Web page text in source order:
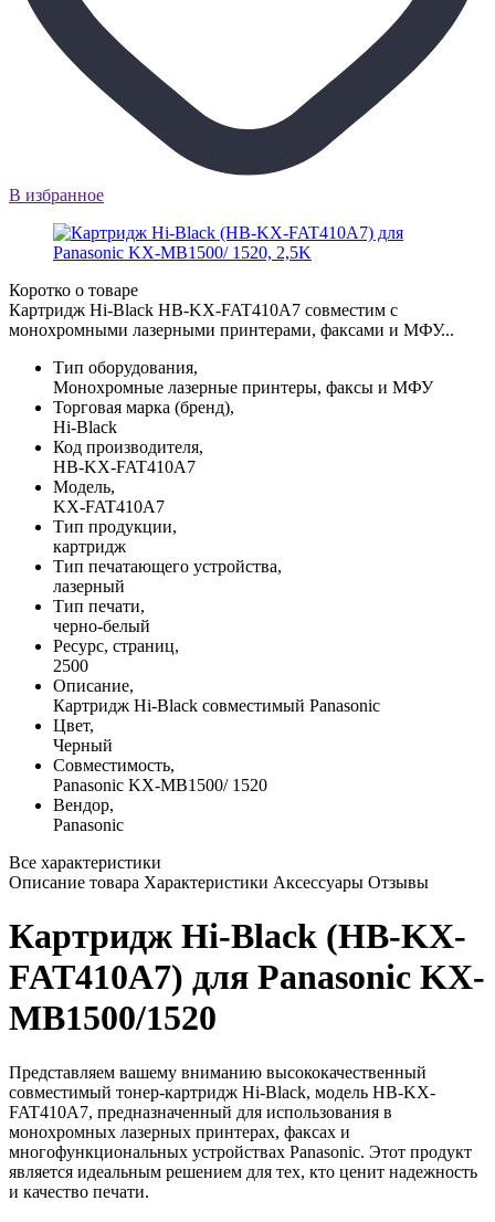
В избранное
Коротко о товаре
Картридж Hi-Black HB-KX-FAT410A7 совместим с
монохромными лазерными принтерами, факсами и МФУ...
Тип оборудования,
Монохромные лазерные принтеры, факсы и МФУ
Торговая марка (бренд),
Hi-Black
Код производителя,
HB-KX-FAT410A7
Модель,
KX-FAT410A7
Тип продукции,
картридж
Тип печатающего устройства,
лазерный
Тип печати,
черно-белый
Ресурс, страниц,
2500
Описание,
Картридж Hi-Black совместимый Panasonic
Цвет,
Черный
Совместимость,
Panasonic KX-MB1500/ 1520
Вендор,
Panasonic
Все характеристики
Описание товара Характеристики Аксессуары Отзывы
Картридж Hi-Black (HB-KX-
FAT410A7) для Panasonic KX-
MB1500/1520
Представляем вашему вниманию высококачественный
совместимый тонер-картридж Hi-Black, модель HB-KX-
FAT410A7, предназначенный для использования в
монохромных лазерных принтерах, факсах и
многофункциональных устройствах Panasonic. Этот продукт
является идеальным решением для тех, кто ценит надежность
и качество печати.